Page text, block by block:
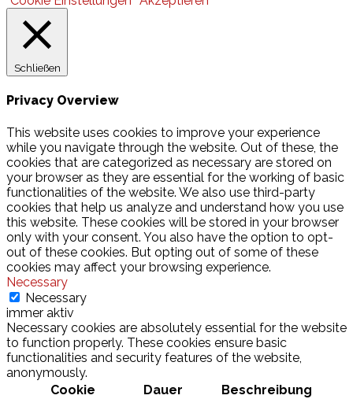
Schließen
Privacy Overview
This website uses cookies to improve your experience
while you navigate through the website. Out of these, the
cookies that are categorized as necessary are stored on
your browser as they are essential for the working of basic
functionalities of the website. We also use third-party
cookies that help us analyze and understand how you use
this website. These cookies will be stored in your browser
only with your consent. You also have the option to opt-
out of these cookies. But opting out of some of these
cookies may affect your browsing experience.
Necessary
Necessary
immer aktiv
Necessary cookies are absolutely essential for the website
to function properly. These cookies ensure basic
functionalities and security features of the website,
anonymously.
Cookie
Dauer Beschreibung